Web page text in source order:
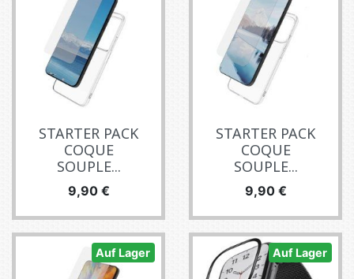
STARTER PACK
COQUE
SOUPLE...
Preis
9,90 €
STARTER PACK
COQUE
SOUPLE...
Preis
9,90 €
Auf Lager Auf Lager